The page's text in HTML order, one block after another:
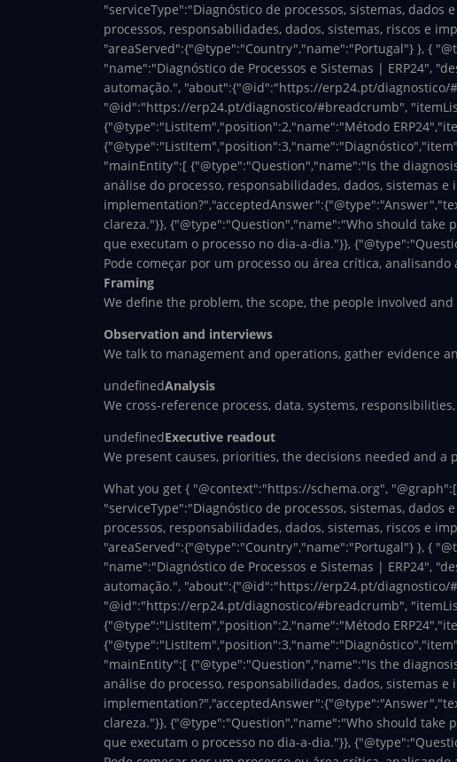
"serviceType":"Diagnóstico de processos, sistemas,
processos, responsabilidades, dados, sistemas, riscos e
"areaServed":{"@type":"Country","name":"Portugal"} }, {
"name":"Diagnóstico de Processos e Sistemas | ERP24",
automação.", "about":{"@id":"https://erp24.pt/diagnostico/
"@id":"https://erp24.pt/diagnostico/#breadcrumb",
{"@type":"ListItem","position":2,"name":"Método
"mainEntity":[ {"@type":"Question","name":"Is the
análise do processo, responsabilidades, dados, sistemas
clareza."}}, {"@type":"Question","name":"Who should take
que executam o processo no dia-a-dia."}},
Pode começar por um processo ou área crítica,
Framing
We define the problem, the scope, the people involved
Observation and interviews
We talk to management and operations, gather evidence
undefinedAnalysis
We cross-reference process, data, systems,
undefinedExecutive readout
We present causes, priorities, the decisions needed and a
What you get { "@context":"https://schema.org",
"serviceType":"Diagnóstico de processos, sistemas,
processos, responsabilidades, dados, sistemas, riscos e
"areaServed":{"@type":"Country","name":"Portugal"} }, {
"name":"Diagnóstico de Processos e Sistemas | ERP24",
automação.", "about":{"@id":"https://erp24.pt/diagnostico/
"@id":"https://erp24.pt/diagnostico/#breadcrumb",
{"@type":"ListItem","position":2,"name":"Método
"mainEntity":[ {"@type":"Question","name":"Is the
análise do processo, responsabilidades, dados, sistemas
clareza."}}, {"@type":"Question","name":"Who should take
que executam o processo no dia-a-dia."}},